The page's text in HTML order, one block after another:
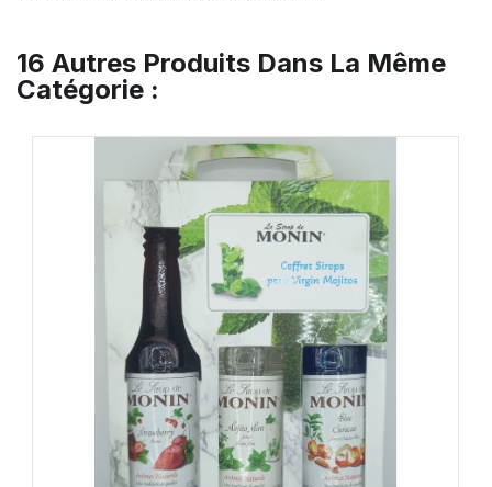
16 Autres Produits Dans La Même
Catégorie :